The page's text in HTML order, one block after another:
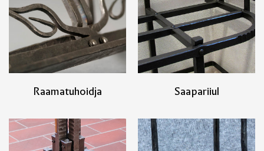
Raamatuhoidja Saapariiul